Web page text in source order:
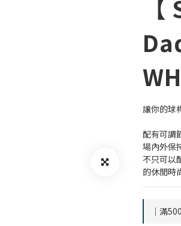
讓你的球
配有可調
場內外保
不只可以
的休閒時
｜滿